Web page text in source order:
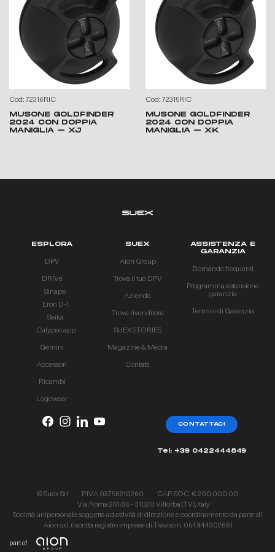
Cod: 72316RIC
MUSONE GOLDFINDER
2024 CON DOPPIA
MANIGLIA – XJ
Cod: 72315RIC
MUSONE GOLDFINDER
2024 CON DOPPIA
MANIGLIA – XK
ESPLORA
DPV
DRIVe
Sinapsi
Eron D-1
Seika
Calypso app
Gemini
Accessori
Ricambi
Logowear
SUEX
Aion Group
Trova il tuo DPV
Azienda
Trova rivenditore
SUEX STORIES
Magazine & Media
Contatti
ASSISTENZA E
GARANZIA
Domande frequenti
Programma estensione
garanzia
Termini di Garanzia
CONTATTACI
Tel: +39 0422444849
© Suex Srl P.IVA 03756210260
CAP. SOC. € 200.000,00
Via Roma 261/35 - 31020 Villorba (TV), Italy
Società unipersonale soggetta ad attività di direzione e coordinamento da parte di
Aion s.r.l. (iscritta registro imprese di Treviso n. 05494430266)
part of